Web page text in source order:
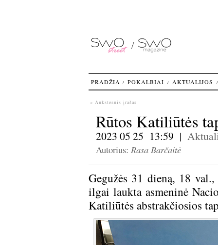
« Ankstesnis įrašas
Rūtos Katiliūtės
2023 05 25 13:59 |
Autorius: Rasa Barčaitė
Gegužės 31 dieną, 18
ilgai laukta asmeninė
Katiliūtės abstrakčiosios
PRADŽIA POKALBIAI AKTUALIJOS